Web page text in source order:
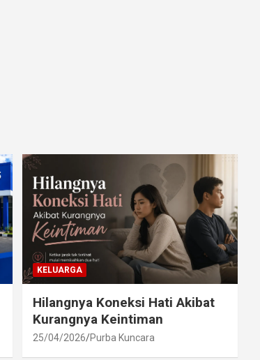
KELUARGA
Hilangnya Koneksi Hati Akibat
Kurangnya Keintiman
25/04/2026 Purba Kuncara